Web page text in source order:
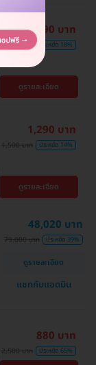
1,390 บาท
1,700 บาท ประหยัด 18%
ดูรายละเอียด
1,290 บาท
1,500 บาท ประหยัด 14%
ดูรายละเอียด
48,020 บาท
79,000 บาท ประหยัด 39%
ดูรายละเอียด
แชทกับแอดมิน
880 บาท
2,500 บาท ประหยัด 65%